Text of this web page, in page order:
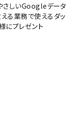
さしいGoogleデータ
る業務で使えるダッ
にプレゼント